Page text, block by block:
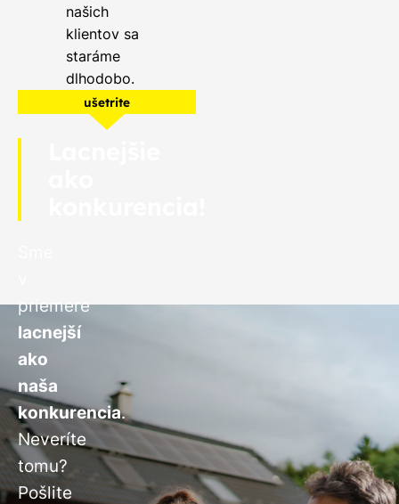
našich
klientov sa
staráme
dlhodobo.
ušetrite
priemere
lacnejší
ako
naša
konkurencia.
Neveríte
tomu?
Pošlite